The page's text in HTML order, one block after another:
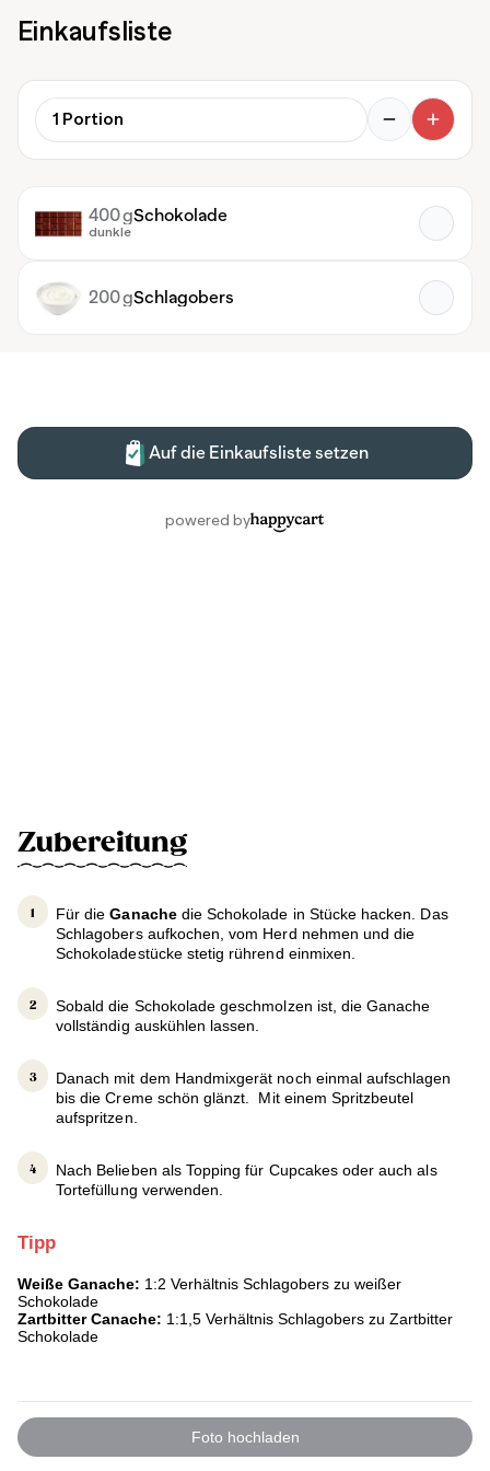
Zubereitung
Für dieGanachedie Schokolade in Stücke hacken. Das
Schlagobers aufkochen, vom Herd nehmen und die
Schokoladestücke stetig rührend einmixen.
Sobald die Schokolade geschmolzen ist, die Ganache
vollständig auskühlen lassen.
Danach mit dem Handmixgerät noch einmal aufschlagen
bis die Creme schön glänzt. Mit einem Spritzbeutel
aufspritzen.
Nach Belieben als Topping für Cupcakes oder auch als
Tortefüllung verwenden.
Tipp
Weiße Ganache: 1:2 Verhältnis Schlagobers zu weißer
Schokolade
Zartbitter Canache: 1:1,5 Verhältnis Schlagobers zu Zartbitter
Schokolade
Foto hochladen